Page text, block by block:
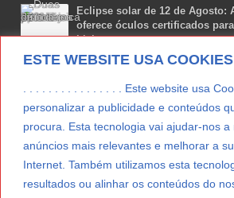
ESTE WEBSITE USA COOKIES
. . . . . . . . . . . . . . . . Este website usa
personalizar a publicidade e conteúdos
procura. Esta tecnologia vai ajudar-nos
anúncios mais relevantes e melhorar a
Internet. Também utilizamos esta
resultados ou alinhar os conteúdos do
Eclipse solar de 12 de Agosto:
oferece óculos certificados
Lisboa
Agosto 7, 2026
Lua Afonso vence prémio
Agosto 7, 2026
Preparar o carro para as férias
Agosto 5, 2026